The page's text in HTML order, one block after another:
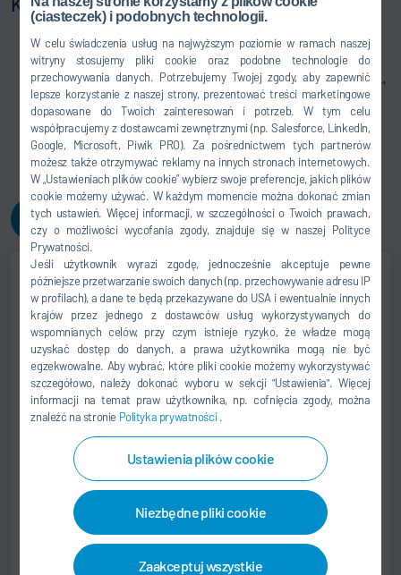
(ciasteczek) i podobnych technologii.
W celu świadczenia usług na najwyższym poziomie w ramach naszej
witryny stosujemy pliki cookie oraz podobne technologie do
przechowywania danych. Potrzebujemy Twojej zgody, aby zapewnić
lepsze korzystanie z naszej strony, prezentować treści marketingowe
dopasowane do Twoich zainteresowań i potrzeb. W tym celu
współpracujemy z dostawcami zewnętrznymi (np. Salesforce, LinkedIn,
Google, Microsoft, Piwik PRO). Za pośrednictwem tych partnerów
możesz także otrzymywać reklamy na innych stronach internetowych.
W „Ustawieniach plików cookie” wybierz swoje preferencje, jakich plików
cookie możemy używać. W każdym momencie można dokonać zmian
tych ustawień. Więcej informacji, w szczególności o Twoich prawach,
czy o możliwości wycofania zgody, znajduje się w naszej Polityce
Prywatności.
Jeśli użytkownik wyrazi zgodę, jednocześnie akceptuje pewne
późniejsze przetwarzanie swoich danych (np. przechowywanie adresu IP
w profilach), a dane te będą przekazywane do USA i ewentualnie innych
krajów przez jednego z dostawców usług wykorzystywanych do
wspomnianych celów, przy czym istnieje ryzyko, że władze mogą
uzyskać dostęp do danych, a prawa użytkownika mogą nie być
egzekwowalne. Aby wybrać, które pliki cookie możemy wykorzystywać
szczegółowo, należy dokonać wyboru w sekcji "Ustawienia". Więcej
informacji na temat praw użytkownika, np. cofnięcia zgody, można
znaleźć na stronie Polityka prywatności.
Ustawienia plików cookie
Niezbędne pliki cookie
Zaakceptuj wszystkie
Predykcyjna identyfikacja problemów związanych z
jakością komponentów
Monitorowanie udanych etapów procesu napełniania,
ostrzeżeń i błędów
Szybka reakcja na odchylenia od trendów dzięki
automatycznie zalecanym działaniom
Zapraszamy do kontaktu!
Jörg Otto
ACCOUNT SALES MANAGER
+49 37296 547-0
support.somac@durr.com
Dürr Somac GmbH
09366 Stollberg
Niemcy